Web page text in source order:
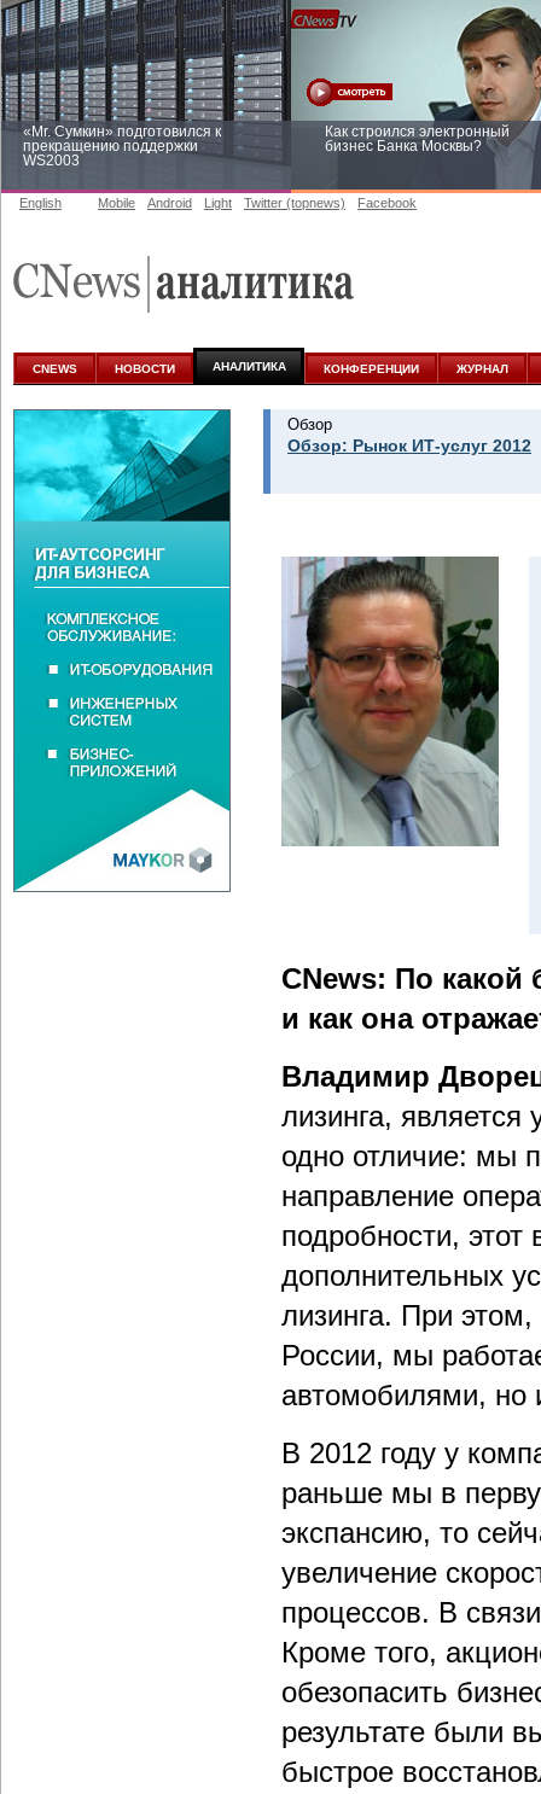
«Mr. Сумкин» подготовился к
прекращению поддержки
WS2003
Как строился электронный
бизнес Банка Москвы?
аналитике
English Mobile Android Light Twitter (topnews) Facebook
CNEWS НОВОСТИ АНАЛИТИКА КОНФЕРЕНЦИИ ЖУРНАЛ
Обзор
Обзор: Рынок ИТ-услуг 2012
CNews: По какой
и как она
Владимир
лизинга, является
одно отличие: мы
направление
подробности,
дополнительных
лизинга. При этом,
России, мы
автомобилями, но
В 2012 году у
раньше мы в
экспансию, то
увеличение
процессов. В
Кроме того,
обезопасить
результате были
быстрое